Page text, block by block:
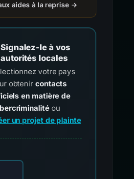
aides à la reprise →
Signalez-le à vos
autorités locales
votre pays
obtenir contacts
en matière de
ou
un projet de plainte
votre pays pour les contacts